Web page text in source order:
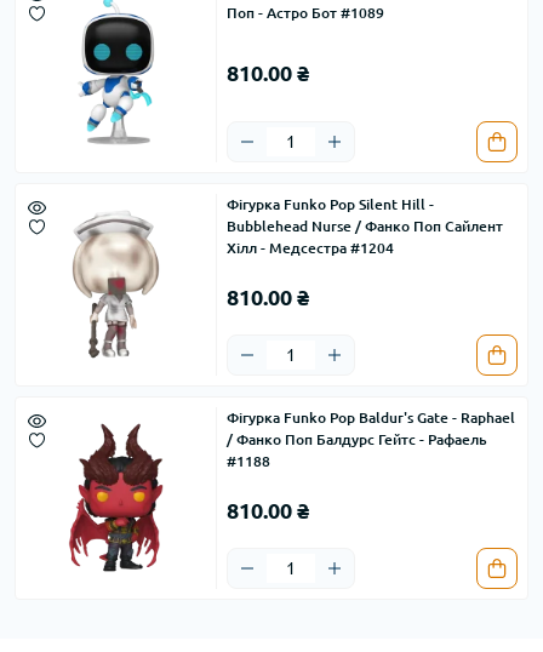
Поп - Астро Бот #1089
810.00 ₴
Фігурка Funko Pop Silent Hill -
Bubblehead Nurse / Фанко Поп Сайлент
Хілл - Медсестра #1204
810.00 ₴
Фігурка Funko Pop Baldur's Gate - Raphael
/ Фанко Поп Балдурс Гейтс - Рафаель
#1188
810.00 ₴